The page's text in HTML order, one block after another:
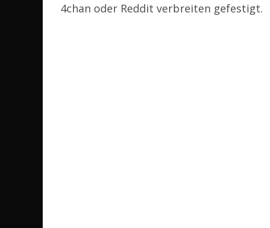
4chan oder Reddit verbreiten gefestigt.